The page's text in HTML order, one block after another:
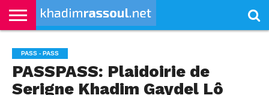
KHADIMRASSOUL
LE
MOURIDISME
ACTUALITÉS
CONTRIBUTIONS
PASS
–
PASS
NETALI
BOROM
NDAME
L’ISLAM
VIDÉOS
PASS - PASS
PASSPASS: Plaidoirie de
Serigne Khadim Gaydel Lô